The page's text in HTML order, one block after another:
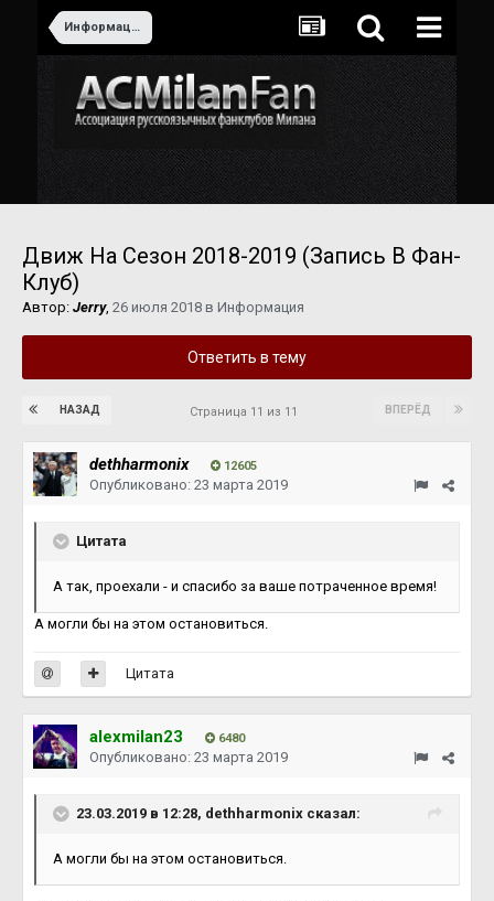
Информация
Движ На Сезон 2018-2019 (Запись В Фан-
Клуб)
Автор: Jerry, 26 июля 2018 в Информация
Ответить в тему
НАЗАД ВПЕРЁД
Страница 11 из 11
dethharmonix 12605
Опубликовано: 23 марта 2019
Цитата
А так, проехали - и спасибо за ваше потраченное время!
А могли бы на этом остановиться.
Цитата
alexmilan23 6480
Опубликовано: 23 марта 2019
23.03.2019 в 12:28, dethharmonix сказал:
А могли бы на этом остановиться.